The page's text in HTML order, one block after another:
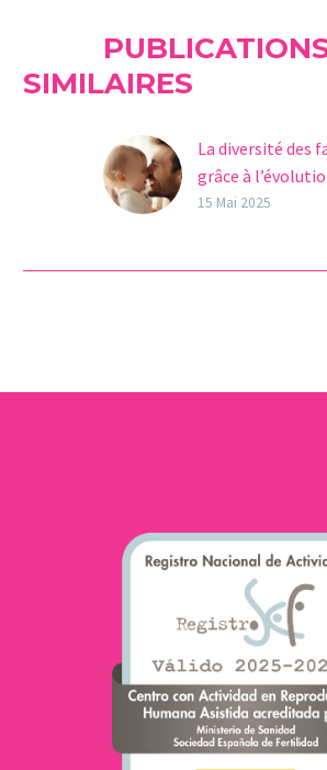
SIMILAIRES
La diversité des
grâce à
procréation
familles
15 Mai 2025